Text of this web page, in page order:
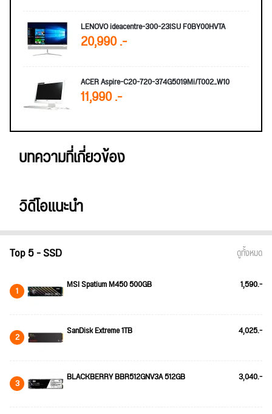
LENOVO ideacentre-300-23ISU F0BY00HVTA
20,990 .-
ACER Aspire-C20-720-374G5019Mi/T002_W10
11,990 .-
บทความที่เกี่ยวข้อง
วิดีโอแนะนำ
Top 5 - SSD ดูทั้งหมด
1 MSI Spatium M450 500GB 1,590.-
2 SanDisk Extreme 1TB 4,025.-
3 BLACKBERRY BBR512GNV3A 512GB 3,040.-